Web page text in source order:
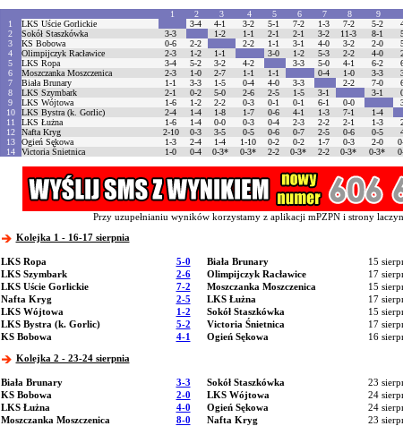
1 2 3 4 5 6 7 8 9
1
LKS Uście Gorlickie 3-4 4-1 3-2 5-1 7-2 1-3 7-2 5-2
2
Sokół Staszkówka 3-3 1-2 1-1 2-1 2-1 3-2 11-3 8-1
3
KS Bobowa 0-6 2-2 2-2 1-1 3-1 4-0 3-2 2-0
4
Olimpijczyk Racławice 2-3 1-2 1-1 3-0 1-2 5-3 2-2 4-0
5
LKS Ropa 3-4 5-2 3-2 4-2 3-3 5-0 4-1 6-2
6
Moszczanka Moszczenica 2-3 1-0 2-7 1-1 1-1 0-4 1-0 3-3
7
Biała Brunary 1-1 3-3 1-5 0-4 4-0 3-3 2-2 7-0
8
LKS Szymbark 2-1 0-2 5-0 2-6 2-5 1-5 3-1 3-1
9
LKS Wójtowa 1-6 1-2 2-2 0-3 0-1 0-1 6-1 0-0
10
LKS Bystra (k. Gorlic) 2-4 1-4 1-8 1-7 0-6 4-1 1-3 7-1 1-4
11
LKS Łużna 1-6 1-4 0-0 0-3 0-4 2-3 2-2 2-1 1-3
12
Nafta Kryg 2-10 0-3 3-5 0-5 0-6 0-7 2-5 0-6 0-5
13
Ogień Sękowa 1-3 2-4 1-4 1-10 0-2 0-2 1-7 0-3 2-0
14
Victoria Śnietnica 1-0 0-4 0-3* 0-3* 2-2 0-3* 2-2 0-3* 0-3*
Przy uzupełnianiu wyników korzystamy z aplikacji mPZPN i strony
Kolejka 1 - 16-17 sierpnia
LKS Ropa 5-0 Biała Brunary
15
LKS Szymbark
2-6 Olimpijczyk Racławice
17
LKS Uście Gorlickie
7-2 Moszczanka Moszczenica
15
Nafta Kryg
2-5 LKS Łużna
17
LKS Wójtowa
1-2 Sokół Staszkówka
15
LKS Bystra (k. Gorlic)
5-2 Victoria Śnietnica
17
KS Bobowa
4-1 Ogień Sękowa 16
Kolejka 2 - 23-24 sierpnia
Biała Brunary 3-3 Sokół Staszkówka
23
KS Bobowa
2-0 LKS Wójtowa
24
LKS Łużna
4-0 Ogień Sękowa
24
Moszczanka Moszczenica
8-0 Nafta Kryg
23